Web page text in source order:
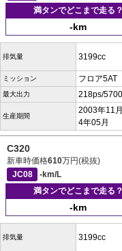
満タンでどこまで走る？
-km
排気量 3199cc
ミッション フロア5AT
最大出力 218ps/
生産期間
2003年11
4年05月
C320
新車時価格610万円(税抜)
JC08
-km/L
満タンでどこまで走る？
-km
排気量 3199cc